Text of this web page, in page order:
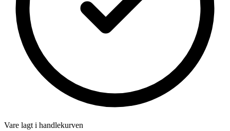
Vare lagt i handlekurven